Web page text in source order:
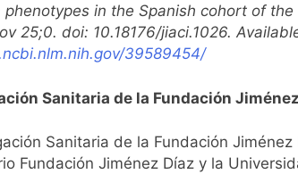
in the Spanish cohort of
25;0. doi: 10.18176/jiaci.1026.
39589454/
Sanitaria de la Fundación
Sanitaria de la Fundación
Fundación Jiménez Díaz y la